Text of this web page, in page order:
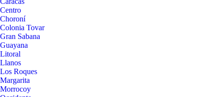
Centro
Choroní
Colonia Tovar
Gran Sabana
Guayana
Litoral
Llanos
Los Roques
Margarita
Morrocoy